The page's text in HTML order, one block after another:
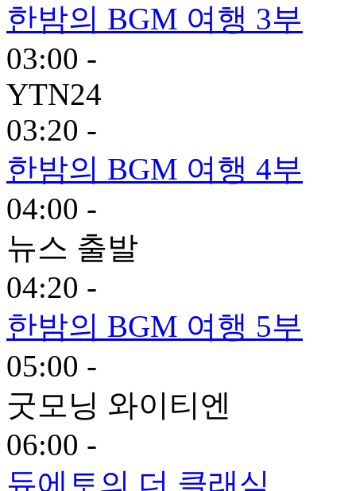
한밤의 BGM 여행 3부
03:00 -
YTN24
03:20 -
한밤의 BGM 여행 4부
04:00 -
뉴스 출발
04:20 -
한밤의 BGM 여행 5부
05:00 -
굿모닝 와이티엔
06:00 -
듀에토의 더 클래식